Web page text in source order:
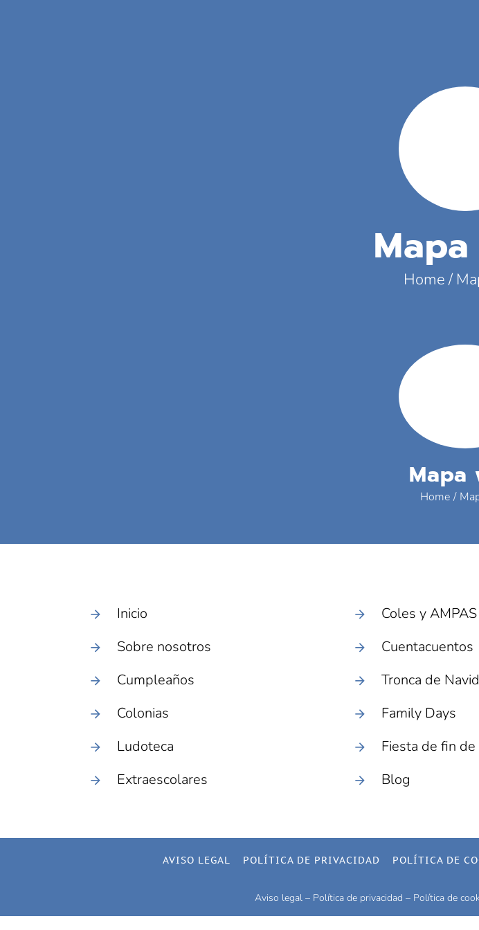
Home
Mapa
Home
Inicio
Sobre nosotros
Cumpleaños
Colonias
Ludoteca
Extraescolares
Coles y AMPAS
Cuentacuentos
Tronca de
Family Days
Fiesta de fin de
Blog
AVISO LEGAL POLÍTICA DE PRIVACIDAD POLÍTICA DE
Aviso legal – Política de privacidad – Política de